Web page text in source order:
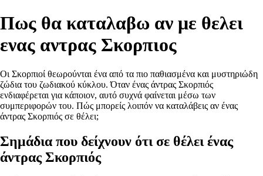
Πως θα καταλαβω αν με θελει
ενας αντρας Σκορπιος
Οι Σκορπιοί θεωρούνται ένα από τα πιο παθιασμένα και μυστηριώδη
ζώδια του ζωδιακού κύκλου. Όταν ένας άντρας Σκορπιός
ενδιαφέρεται για κάποιον, αυτό συχνά φαίνεται μέσω των
συμπεριφορών του. Πώς μπορείς λοιπόν να καταλάβεις αν ένας
άντρας Σκορπιός σε θέλει;
Σημάδια που δείχνουν ότι σε θέλει ένας
άντρας Σκορπιός